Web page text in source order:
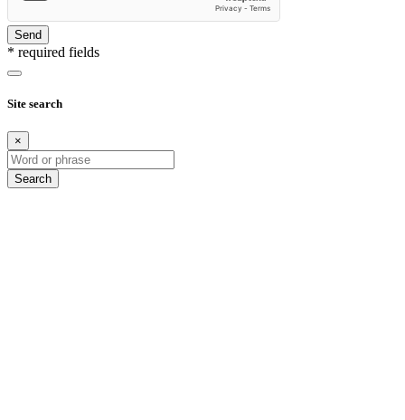
Send
* required fields
Site search
×
Search